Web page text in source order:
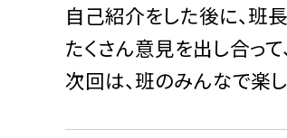
自己紹介をした後に、班
たくさん意見を出し合っ
次回は、班のみんなで楽